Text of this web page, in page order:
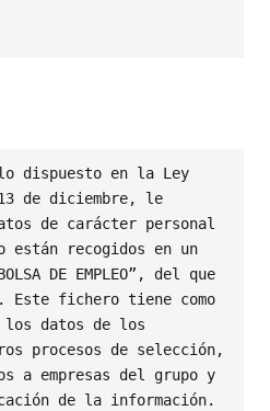
lo dispuesto en la Ley
de diciembre, le
de carácter personal
recogidos en un
DE EMPLEO”, del que
Este fichero tiene como
datos de los
procesos de selección,
a empresas del grupo y
de la información.